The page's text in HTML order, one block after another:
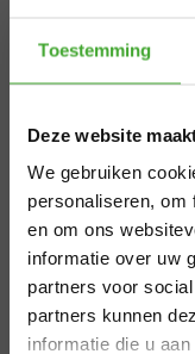
Toestemming
Deze website
We gebruiken
personaliseren, om
en om ons
informatie over uw
partners voor
partners kunnen
informatie die u
Böhme
Van 29 juli t/
Bestel je
verzenden